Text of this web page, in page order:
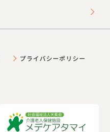
プライバシーポリシー